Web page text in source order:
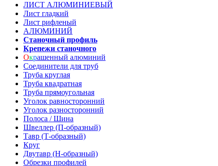
ЛИСТ АЛЮМИНИЕВЫЙ
Лист гладкий
Лист рифленый
АЛЮМИНИЙ
Станочный профиль
Крепежи станочного
Окрашенный алюминий
Соединители для труб
Труба круглая
Труба квадратная
Труба прямоугольная
Уголок равносторонний
Уголок разносторонний
Полоса / Шина
Швеллер (П-образный)
Тавр (Т-образный)
Круг
Двутавр (H-образный)
Обрезки профилей